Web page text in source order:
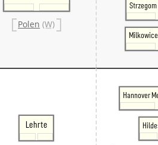
Polen (W)
Lehrte
Hannover